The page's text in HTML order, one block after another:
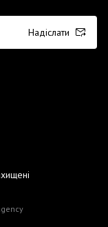
Надіслати